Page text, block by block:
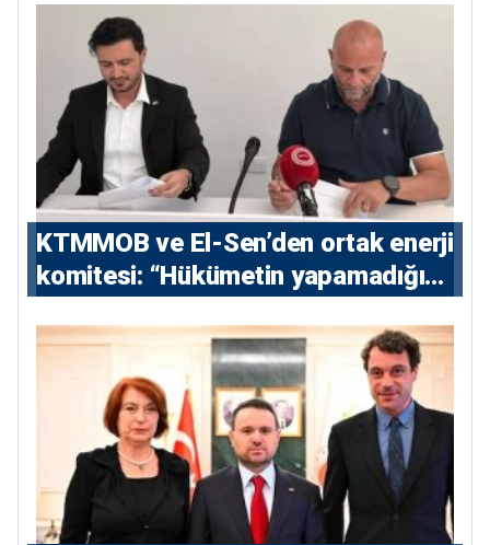
KTMMOB ve El-Sen’den ortak enerji
komitesi: “Hükümetin yapamadığını